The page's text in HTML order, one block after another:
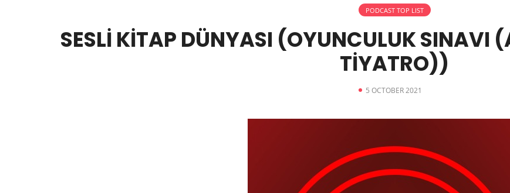
PODCAST TOP LIST
SESLİ KİTAP DÜNYASI (OYUNCULUK SINAVI
TİYATRO))
5 OCTOBER 2021